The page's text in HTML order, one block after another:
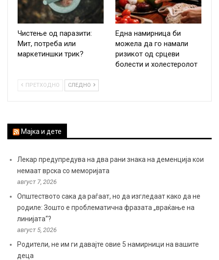
Чистење од паразити:
Мит, потреба или
маркетиншки трик?
Една намирница би
можела да го намали
ризикот од срцеви
болести и холестеролот
ПРЕТХОДНО СЛЕДНО
Мајка и дете
Лекар предупредува на два рани знака на деменција кои
немаат врска со меморијата
август 7, 2026
Општеството сака да раѓаат, но да изгледаат како да не
родиле: Зошто е проблематична фразата „враќање на
линијата“?
август 5, 2026
Родители, не им ги давајте овие 5 намирници на вашите
деца